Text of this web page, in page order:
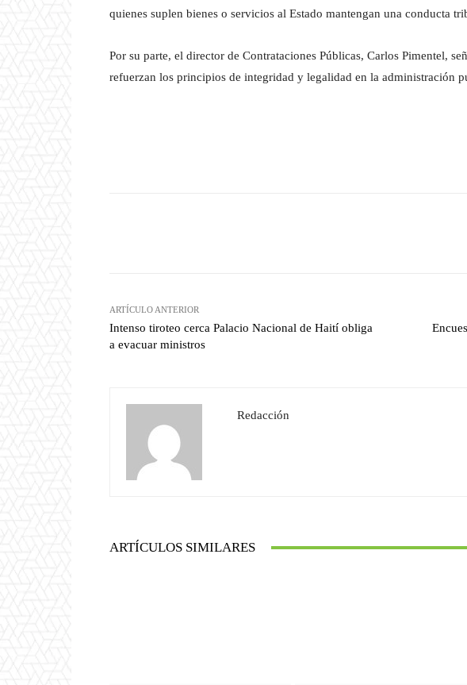
quienes suplen bienes o servicios al Estado mantengan una conducta
Por su parte, el director de Contrataciones Públicas, Carlos Pimentel,
refuerzan los principios de integridad y legalidad en la administración
ARTÍCULO ANTERIOR
Intenso tiroteo cerca Palacio Nacional de Haití obliga
a evacuar ministros
Redacción
ARTÍCULOS SIMILARES